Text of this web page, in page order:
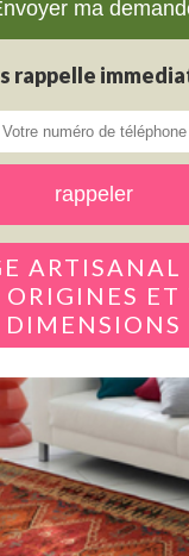
rappelle
ARTISANAL
ORIGINES ET
DIMENSIONS